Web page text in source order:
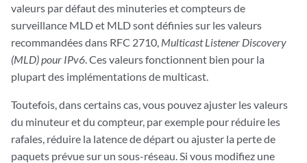
valeurs par défaut des minuteries et compteurs de
surveillance MLD et MLD sont définies sur les valeurs
recommandées dans RFC 2710, Multicast Listener Discovery
(MLD) pour IPv6 . Ces valeurs fonctionnent bien pour la
plupart des implémentations de multicast.
Toutefois, dans certains cas, vous pouvez ajuster les valeurs
du minuteur et du compteur, par exemple pour réduire les
rafales, réduire la latence de départ ou ajuster la perte de
paquets prévue sur un sous-réseau. Si vous modifiez une